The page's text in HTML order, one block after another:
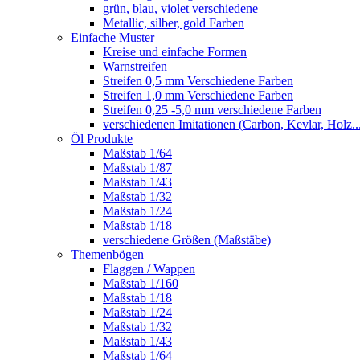
grün, blau, violet verschiedene
Metallic, silber, gold Farben
Einfache Muster
Kreise und einfache Formen
Warnstreifen
Streifen 0,5 mm Verschiedene Farben
Streifen 1,0 mm Verschiedene Farben
Streifen 0,25 -5,0 mm verschiedene Farben
verschiedenen Imitationen (Carbon, Kevlar,
Öl Produkte
Maßstab 1/64
Maßstab 1/87
Maßstab 1/43
Maßstab 1/32
Maßstab 1/24
Maßstab 1/18
verschiedene Größen (Maßstäbe)
Themenbögen
Flaggen / Wappen
Maßstab 1/160
Maßstab 1/18
Maßstab 1/24
Maßstab 1/32
Maßstab 1/43
Maßstab 1/64